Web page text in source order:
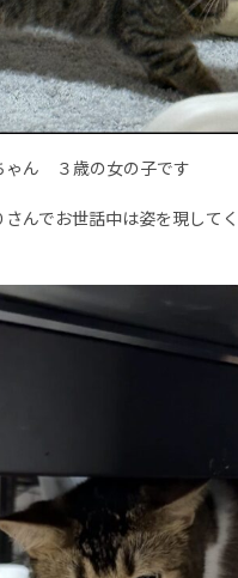
ゃん ３歳の女の子です
んでお世話中は姿を現して